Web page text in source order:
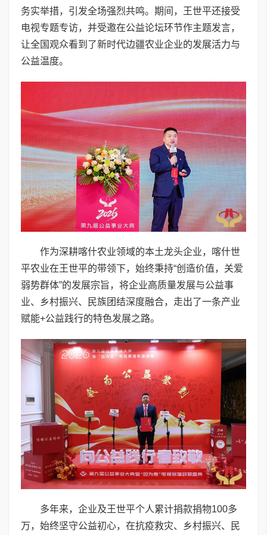
务实举措，引发全场强烈共鸣。期间，王世平还接受
电视专题专访，并受邀在公益论坛环节作主题发言，
让全国观众看到了新时代边疆农业企业的发展活力与
公益温度。
作为深耕喀什农业领域的本土龙头企业，喀什世
平农业在王世平的带领下，始终秉持“创造价值，关爱
弱势群体”的发展宗旨，将企业高质量发展与公益事
业、乡村振兴、民族团结深度融合，走出了一条产业
赋能+公益践行的特色发展之路。
多年来，企业及王世平个人累计捐款捐物100多
万，始终坚守公益初心，在抗疫救灾、乡村振兴、民